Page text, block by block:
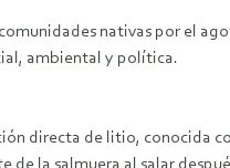
nativas por el
ambiental y política.
directa de litio, conocida